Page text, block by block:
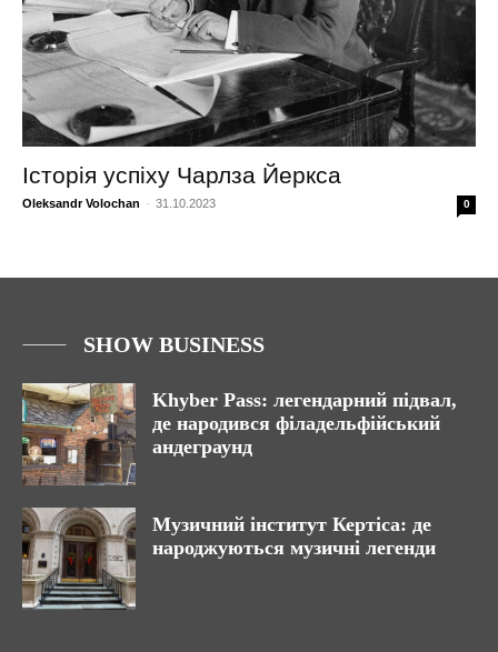
Історія успіху Чарлза Йеркса
Oleksandr Volochan - 31.10.2023 0
SHOW BUSINESS
Khyber Pass: легендарний підвал,
де народився філадельфійський
андеграунд
Музичний інститут Кертіса: де
народжуються музичні легенди